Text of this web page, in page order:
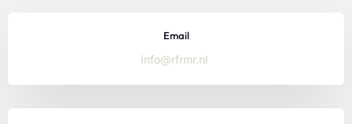
Email
info@rfrmr.nl